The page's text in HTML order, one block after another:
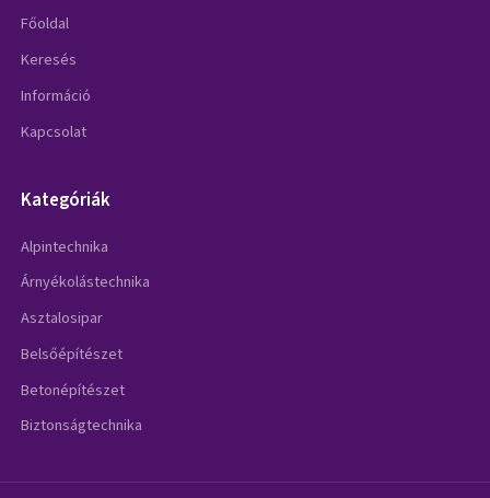
Főoldal
Keresés
Információ
Kapcsolat
Kategóriák
Alpintechnika
Árnyékolástechnika
Asztalosipar
Belsőépítészet
Betonépítészet
Biztonságtechnika